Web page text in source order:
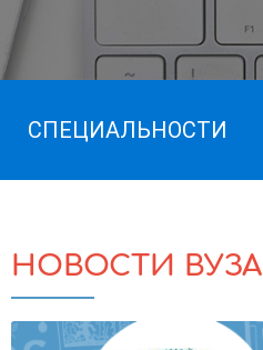
СПЕЦИАЛЬНОСТИ
НОВОСТИ ВУЗА